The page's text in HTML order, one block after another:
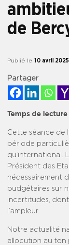
de
Publié le 10 avril 2025
Partager
Temps de lecture
Cette séance de
période
qu’international.
Président des
nécessairement
budgétaires sur
incertitudes,
l’ampleur.
Notre actualité
allocution au ton